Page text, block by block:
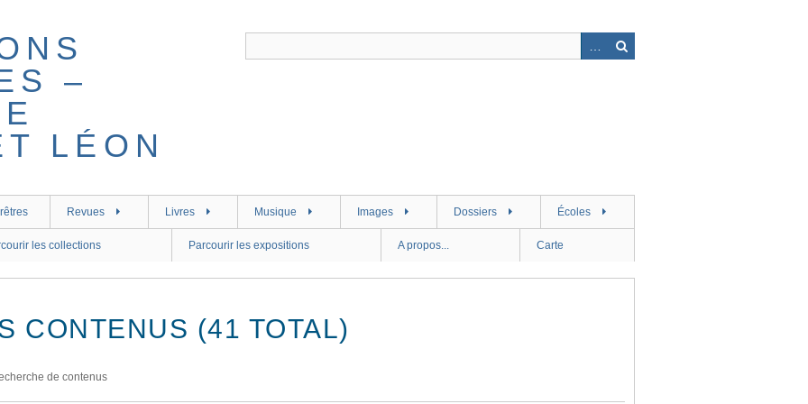
Revues Livres Musique Images Dossiers Écoles
les collections Parcourir les expositions A propos... Carte
CONTENUS (41 TOTAL)
de contenus